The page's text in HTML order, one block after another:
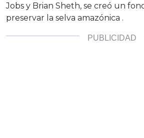
Jobs y Brian Sheth, se creó un
preservar la selva amazónica .